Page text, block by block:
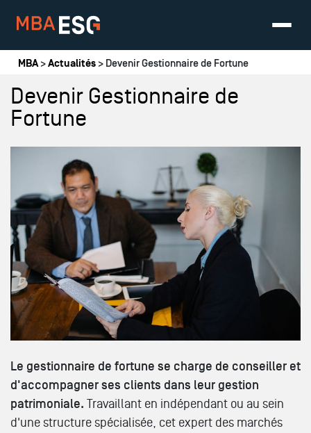
Vous êtes ici
MBA>Actualités > Devenir Gestionnaire de Fortune
Devenir Gestionnaire de
Fortune
Le gestionnaire de fortune se charge de conseiller et
d'accompagner ses clients dans leur gestion
patrimoniale. Travaillant en indépendant ou au sein
d'une structure spécialisée, cet expert des marchés